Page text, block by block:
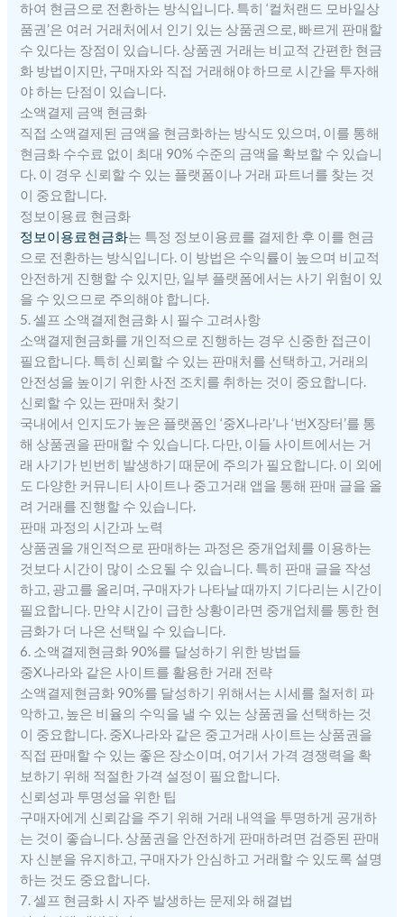
하여 현금으로 전환하는 방식입니다. 특히 ‘컬처랜드 모바일상
품권’은 여러 거래처에서 인기 있는 상품권으로, 빠르게 판매할
수 있다는 장점이 있습니다. 상품권 거래는 비교적 간편한 현금
화 방법이지만, 구매자와 직접 거래해야 하므로 시간을 투자해
야 하는 단점이 있습니다.
소액결제 금액 현금화
직접 소액결제된 금액을 현금화하는 방식도 있으며, 이를 통해
현금화 수수료 없이 최대 90% 수준의 금액을 확보할 수 있습니
다. 이 경우 신뢰할 수 있는 플랫폼이나 거래 파트너를 찾는 것
이 중요합니다.
정보이용료 현금화
정보이용료현금화는 특정 정보이용료를 결제한 후 이를 현금
으로 전환하는 방식입니다. 이 방법은 수익률이 높으며 비교적
안전하게 진행할 수 있지만, 일부 플랫폼에서는 사기 위험이 있
을 수 있으므로 주의해야 합니다.
5. 셀프 소액결제현금화 시 필수 고려사항
소액결제현금화를 개인적으로 진행하는 경우 신중한 접근이
필요합니다. 특히 신뢰할 수 있는 판매처를 선택하고, 거래의
안전성을 높이기 위한 사전 조치를 취하는 것이 중요합니다.
신뢰할 수 있는 판매처 찾기
국내에서 인지도가 높은 플랫폼인 ‘중X나라’나 ‘번X장터’를 통
해 상품권을 판매할 수 있습니다. 다만, 이들 사이트에서는 거
래 사기가 빈번히 발생하기 때문에 주의가 필요합니다. 이 외에
도 다양한 커뮤니티 사이트나 중고거래 앱을 통해 판매 글을 올
려 거래를 진행할 수 있습니다.
판매 과정의 시간과 노력
상품권을 개인적으로 판매하는 과정은 중개업체를 이용하는
것보다 시간이 많이 소요될 수 있습니다. 특히 판매 글을 작성
하고, 광고를 올리며, 구매자가 나타날 때까지 기다리는 시간이
필요합니다. 만약 시간이 급한 상황이라면 중개업체를 통한 현
금화가 더 나은 선택일 수 있습니다.
6. 소액결제현금화 90%를 달성하기 위한 방법들
중X나라와 같은 사이트를 활용한 거래 전략
소액결제현금화 90%를 달성하기 위해서는 시세를 철저히 파
악하고, 높은 비율의 수익을 낼 수 있는 상품권을 선택하는 것
이 중요합니다. 중X나라와 같은 중고거래 사이트는 상품권을
직접 판매할 수 있는 좋은 장소이며, 여기서 가격 경쟁력을 확
보하기 위해 적절한 가격 설정이 필요합니다.
신뢰성과 투명성을 위한 팁
구매자에게 신뢰감을 주기 위해 거래 내역을 투명하게 공개하
는 것이 좋습니다. 상품권을 안전하게 판매하려면 검증된 판매
자 신분을 유지하고, 구매자가 안심하고 거래할 수 있도록 설명
하는 것도 중요합니다.
7. 셀프 현금화 시 자주 발생하는 문제와 해결법